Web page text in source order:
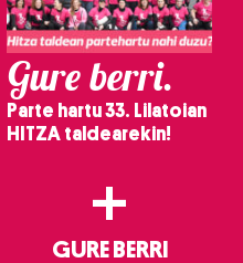
Gure berri.
Parte hartu 33. Lilatoian
HITZA taldearekin!
+
GURE BERRI